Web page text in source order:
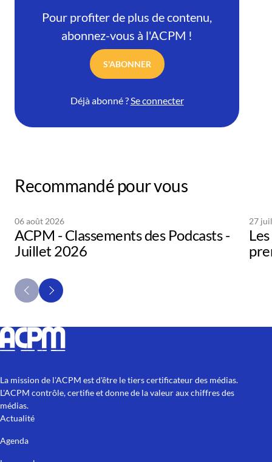
Pour profiter de plus de contenu,
abonnez-vous à l'ACPM !
S'ABONNER
Déjà abonné ?Se connecter
Recommandé pour vous
06 août 2026
ACPM - Classements des Podcasts -
Juillet 2026
27
La mission de l'ACPM est d'être le tiers certificateur des médias.
L'ACPM contrôle, certifie et donne de la valeur aux chiffres des
médias.
Actualité
Agenda